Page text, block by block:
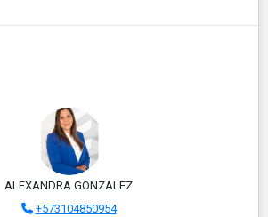
ALEXANDRA GONZALEZ
+573104850954